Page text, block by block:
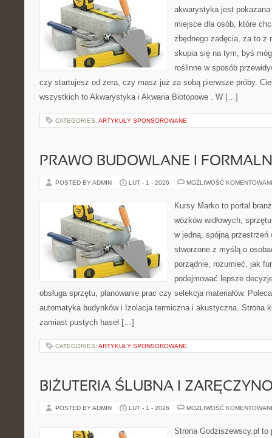
akwarystyka jest
miejsce dla osób, które
zbędnego zadęcia, za to z
skupia się na tym, byś
roślinne w sposób
czy startujesz od zera, czy masz już za sobą pierwsze próby.
wszystkich to Akwarystyka i Akwaria Biotopowe . W […]
CATEGORIES: ARTYKUŁY SPONSOROWANE
PRAWO BUDOWLANE I
POSTED BY ADMIN LUT - 1 - 2026 MOŻLIWOŚĆ
Kursy Marko to portal
wózków widłowych,
w jedną, spójną przestrzeń
stworzone z myślą o
porządnie, rozumieć, jak
podejmować lepsze
obsługa sprzętu, planowanie prac czy selekcja materiałów.
automatyka budynków i Izolacja termiczna i akustyczna. Strona
zamiast pustych haseł […]
CATEGORIES: ARTYKUŁY SPONSOROWANE
BIŻUTERIA ŚLUBNA I
POSTED BY ADMIN LUT - 1 - 2026 MOŻLIWOŚĆ
Strona Godziszewscy.pl